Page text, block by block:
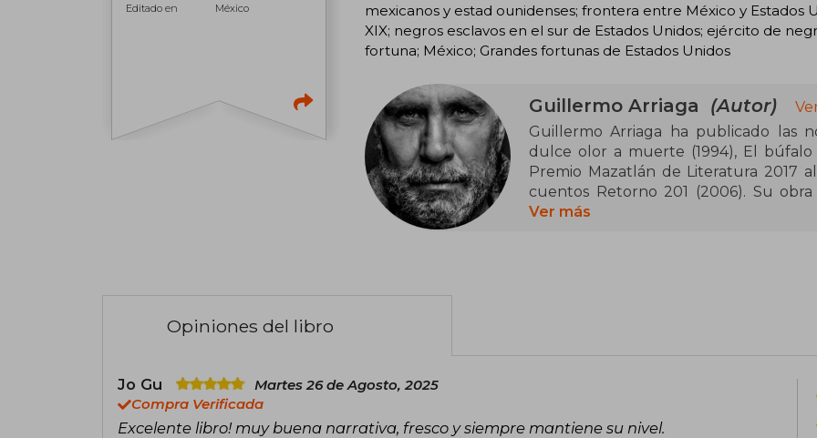
Editado en
México
mexicanos y estad ounidenses; frontera entre México y Estados
XIX; negros esclavos en el sur de Estados Unidos; ejército de
fortuna; México; Grandes fortunas de Estados Unidos
Guillermo Arriaga (Autor)
Guillermo Arriaga ha publicado las
dulce olor a muerte (1994), El búfalo
Premio Mazatlán de Literatura 2017
cuentos Retorno 201 (2006). Su obra
Escribió las películas Amores
Ver más
Opiniones del libro
Jo Gu
Martes 26 de Agosto, 2025
Compra Verificada
Excelente libro! muy buena narrativa, fresco y siempre mantiene su nivel.